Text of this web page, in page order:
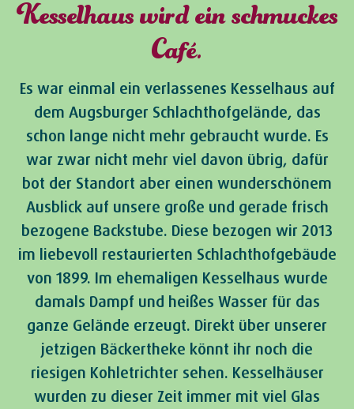
Kesselhaus wird ein schmuckes
Café.
Es war einmal ein verlassenes Kesselhaus auf
dem Augsburger Schlachthofgelände, das
schon lange nicht mehr gebraucht wurde. Es
war zwar nicht mehr viel davon übrig, dafür
bot der Standort aber einen wunderschönem
Ausblick auf unsere große und gerade frisch
bezogene Backstube. Diese bezogen wir 2013
im liebevoll restaurierten Schlachthofgebäude
von 1899. Im ehemaligen Kesselhaus wurde
damals Dampf und heißes Wasser für das
ganze Gelände erzeugt. Direkt über unserer
jetzigen Bäckertheke könnt ihr noch die
riesigen Kohletrichter sehen. Kesselhäuser
wurden zu dieser Zeit immer mit viel Glas